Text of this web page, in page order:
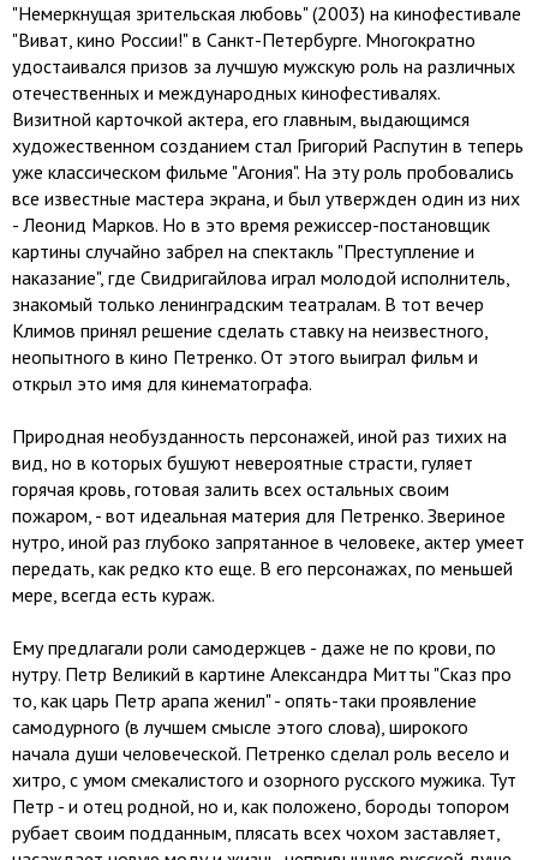
"Немеркнущая зрительская любовь" (2003) на кинофестивале
"Виват, кино России!" в Санкт-Петербурге. Многократно
удостаивался призов за лучшую мужскую роль на различных
отечественных и международных кинофестивалях.
Визитной карточкой актера, его главным, выдающимся
художественном созданием стал Григорий Распутин в теперь
уже классическом фильме "Агония". На эту роль пробовались
все известные мастера экрана, и был утвержден один из них
- Леонид Марков. Но в это время режиссер-постановщик
картины случайно забрел на спектакль "Преступление и
наказание", где Свидригайлова играл молодой исполнитель,
знакомый только ленинградским театралам. В тот вечер
Климов принял решение сделать ставку на неизвестного,
неопытного в кино Петренко. От этого выиграл фильм и
открыл это имя для кинематографа.
Природная необузданность персонажей, иной раз тихих на
вид, но в которых бушуют невероятные страсти, гуляет
горячая кровь, готовая залить всех остальных своим
пожаром, - вот идеальная материя для Петренко. Звериное
нутро, иной раз глубоко запрятанное в человеке, актер умеет
передать, как редко кто еще. В его персонажах, по меньшей
мере, всегда есть кураж.
Ему предлагали роли самодержцев - даже не по крови, по
нутру. Петр Великий в картине Александра Митты "Сказ про
то, как царь Петр арапа женил" - опять-таки проявление
самодурного (в лучшем смысле этого слова), широкого
начала души человеческой. Петренко сделал роль весело и
хитро, с умом смекалистого и озорного русского мужика. Тут
Петр - и отец родной, но и, как положено, бороды топором
рубает своим подданным, плясать всех чохом заставляет,